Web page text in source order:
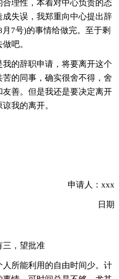
理性，本着对中心负责的态
失误，我郑重向中心提出辞
7号)的事情给做完。至于剩
吧。
的辞职申请，将要离开这个
的同事，确实很舍不得，舍
善。但是我还是要决定离开
我的离开。
申请人：xxx
日期
三，望批准
所能利用的自由时间少。计